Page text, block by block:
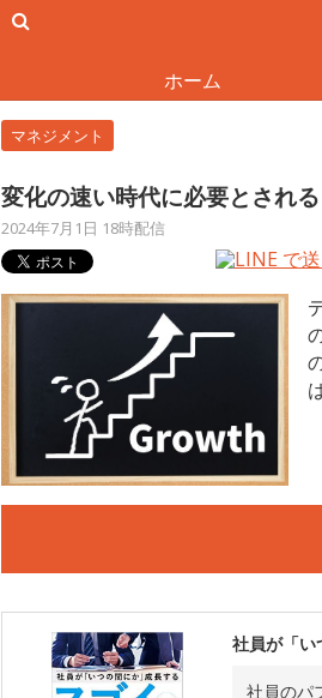
ホーム
マネジメント
変化の速い時代に必要とされ
2024年7月1日 18時配信
社員が「い
社員のパ